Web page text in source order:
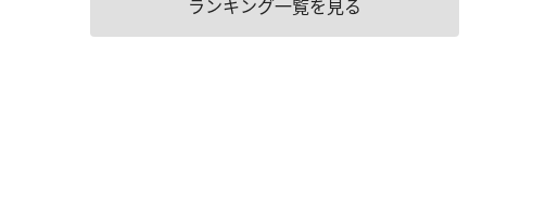
ランキング一覧を見る